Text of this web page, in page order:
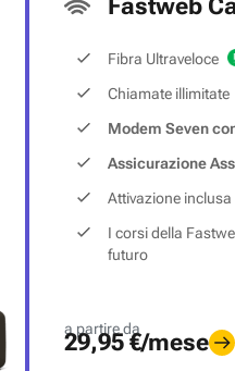
Fastweb
Fibra Ultraveloce
Chiamate illimitate
Modem Seven
Assicurazione
Attivazione inclusa
I corsi della
futuro
a partire da
29,95 €/mese